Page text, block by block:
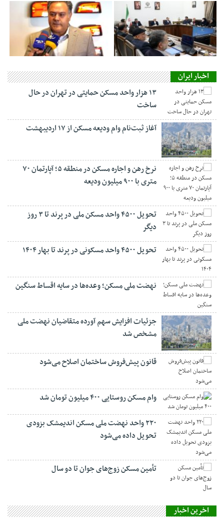
اخبار ایران
۱۳ هزار واحد مسکن حمایتی در تهران در حال
ساخت
آغاز ثبت‌نام وام ودیعه مسکن از ۱۷ اردیبهشت
نرخ‌ رهن و اجاره مسکن در منطقه ۵؛ آپارتمان ۷۰
متری با ۹۰۰ میلیون ودیعه
تحویل ۴۵۰۰ واحد مسکن ملی در پرند تا ۳ روز
دیگر
تحویل ۴۵۰۰ واحد مسکونی در پرند تا بهار ۱۴۰۴
نهضت ملی مسکن؛ وعده‌ها در سایه اقساط سنگین
جزئیات افزایش سهم آورده متقاضیان نهضت ملی
مشخص شد
قانون پیش‌فروش ساختمان اصلاح می‌شود
وام مسکن روستایی ۴۰۰ میلیون تومان شد
۲۲۰ واحد نهضت ملی مسکن اندیمشک بزودی
تحویل داده می‌شود
تأمین مسکن زوج‌های جوان تا دو سال
اخرین اخبار